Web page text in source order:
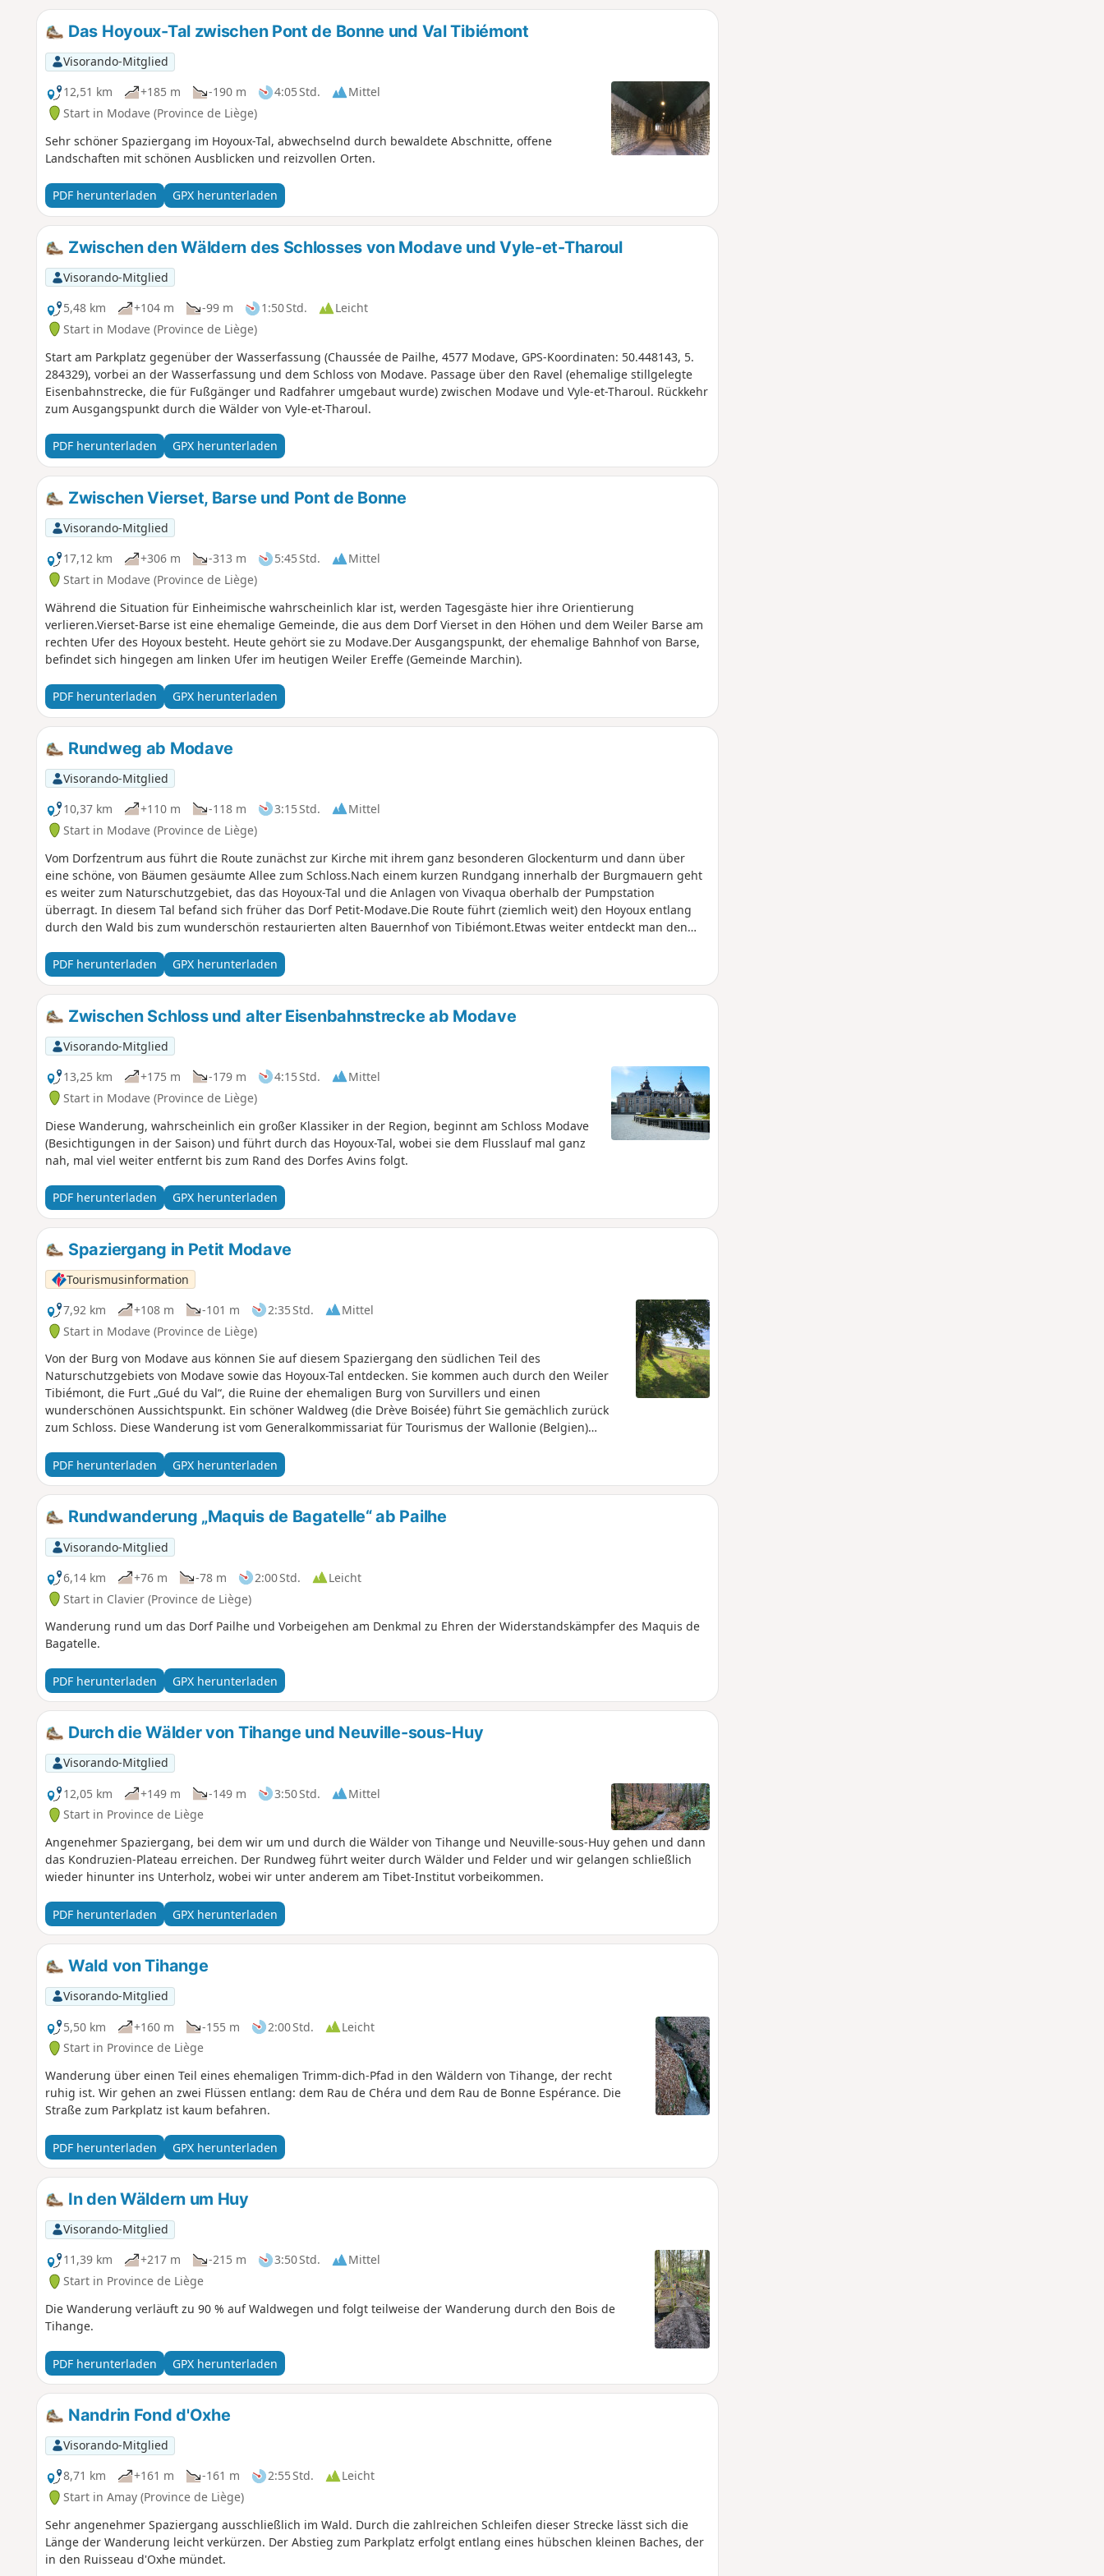
Das Hoyoux-Tal zwischen Pont de Bonne und Val Tibiémont
Visorando-Mitglied
12,51 km
+185 m -190 m 4:05 Std.
Mittel
Start in Modave (Province de Liège)
Sehr schöner Spaziergang im Hoyoux-Tal, abwechselnd durch bewaldete Abschnitte, offene
Landschaften mit schönen Ausblicken und reizvollen Orten.
PDF herunterladen GPX herunterladen
Zwischen den Wäldern des Schlosses von Modave und Vyle-et-Tharoul
Visorando-Mitglied
5,48 km
+104 m -99 m 1:50 Std.
Leicht
Start in Modave (Province de Liège)
Start am Parkplatz gegenüber der Wasserfassung (Chaussée de Pailhe, 4577 Modave, GPS-Koordinaten: 50.448143, 5.
284329), vorbei an der Wasserfassung und dem Schloss von Modave. Passage über den Ravel (ehemalige stillgelegte
Eisenbahnstrecke, die für Fußgänger und Radfahrer umgebaut wurde) zwischen Modave und Vyle-et-Tharoul. Rückkehr
zum Ausgangspunkt durch die Wälder von Vyle-et-Tharoul.
PDF herunterladen GPX herunterladen
Zwischen Vierset, Barse und Pont de Bonne
Visorando-Mitglied
17,12 km
+306 m -313 m 5:45 Std.
Mittel
Start in Modave (Province de Liège)
Während die Situation für Einheimische wahrscheinlich klar ist, werden Tagesgäste hier ihre Orientierung
verlieren.Vierset-Barse ist eine ehemalige Gemeinde, die aus dem Dorf Vierset in den Höhen und dem Weiler Barse am
rechten Ufer des Hoyoux besteht. Heute gehört sie zu Modave.Der Ausgangspunkt, der ehemalige Bahnhof von Barse,
befindet sich hingegen am linken Ufer im heutigen Weiler Ereffe (Gemeinde Marchin).
PDF herunterladen GPX herunterladen
Rundweg ab Modave
Visorando-Mitglied
10,37 km
+110 m -118 m 3:15 Std.
Mittel
Start in Modave (Province de Liège)
Vom Dorfzentrum aus führt die Route zunächst zur Kirche mit ihrem ganz besonderen Glockenturm und dann über
eine schöne, von Bäumen gesäumte Allee zum Schloss.Nach einem kurzen Rundgang innerhalb der Burgmauern geht
es weiter zum Naturschutzgebiet, das das Hoyoux-Tal und die Anlagen von Vivaqua oberhalb der Pumpstation
überragt. In diesem Tal befand sich früher das Dorf Petit-Modave.Die Route führt (ziemlich weit) den Hoyoux entlang
durch den Wald bis zum wunderschön restaurierten alten Bauernhof von Tibiémont.Etwas weiter entdeckt man den
wird glücklicherweise von einer kleinen festen Fußgängerbrücke ergänzt. Achtung, es gibt kein Geländer, nur eine
ziemlich schmale Platte, die auf einigen Stein- oder Betonsockeln ruht.In Clavier Station führt die Strecke über den
RAVeL, mal über offenes Land, mal durch Unterholz, bis zur ehemaligen Haltestelle Modave-Village.
PDF herunterladen GPX herunterladen
Zwischen Schloss und alter Eisenbahnstrecke ab Modave
Visorando-Mitglied
13,25 km
+175 m -179 m 4:15 Std.
Mittel
Start in Modave (Province de Liège)
Diese Wanderung, wahrscheinlich ein großer Klassiker in der Region, beginnt am Schloss Modave
(Besichtigungen in der Saison) und führt durch das Hoyoux-Tal, wobei sie dem Flusslauf mal ganz
nah, mal viel weiter entfernt bis zum Rand des Dorfes Avins folgt.
PDF herunterladen GPX herunterladen
Spaziergang in Petit Modave
Tourismusinformation
7,92 km
+108 m -101 m 2:35 Std.
Mittel
Start in Modave (Province de Liège)
Von der Burg von Modave aus können Sie auf diesem Spaziergang den südlichen Teil des
Naturschutzgebiets von Modave sowie das Hoyoux-Tal entdecken. Sie kommen auch durch den Weiler
Tibiémont, die Furt „Gué du Val“, die Ruine der ehemaligen Burg von Survillers und einen
wunderschönen Aussichtspunkt. Ein schöner Waldweg (die Drève Boisée) führt Sie gemächlich zurück
zum Schloss. Diese Wanderung ist vom Generalkommissariat für Tourismus der Wallonie (Belgien)
PDF herunterladen
GPX herunterladen
Rundwanderung „Maquis de Bagatelle“ ab Pailhe
Visorando-Mitglied
6,14 km
+76 m -78 m 2:00 Std.
Leicht
Start in Clavier (Province de Liège)
Wanderung rund um das Dorf Pailhe und Vorbeigehen am Denkmal zu Ehren der Widerstandskämpfer des Maquis de
Bagatelle.
PDF herunterladen GPX herunterladen
Durch die Wälder von Tihange und Neuville-sous-Huy
Visorando-Mitglied
12,05 km
+149 m -149 m 3:50 Std.
Mittel
Start in Province de Liège
Angenehmer Spaziergang, bei dem wir um und durch die Wälder von Tihange und Neuville-sous-Huy gehen und dann
das Kondruzien-Plateau erreichen. Der Rundweg führt weiter durch Wälder und Felder und wir gelangen schließlich
wieder hinunter ins Unterholz, wobei wir unter anderem am Tibet-Institut vorbeikommen.
PDF herunterladen GPX herunterladen
Wald von Tihange
Visorando-Mitglied
5,50 km
+160 m -155 m 2:00 Std.
Leicht
Start in Province de Liège
Wanderung über einen Teil eines ehemaligen Trimm-dich-Pfad in den Wäldern von Tihange, der recht
ruhig ist. Wir gehen an zwei Flüssen entlang: dem Rau de Chéra und dem Rau de Bonne Espérance. Die
Straße zum Parkplatz ist kaum befahren.
PDF herunterladen GPX herunterladen
In den Wäldern um Huy
Visorando-Mitglied
11,39 km
+217 m -215 m 3:50 Std.
Mittel
Start in Province de Liège
Die Wanderung verläuft zu 90 % auf Waldwegen und folgt teilweise der Wanderung durch den Bois de
Tihange.
PDF herunterladen GPX herunterladen
Nandrin Fond d'Oxhe
Visorando-Mitglied
8,71 km
+161 m -161 m 2:55 Std.
Leicht
Start in Amay (Province de Liège)
Sehr angenehmer Spaziergang ausschließlich im Wald. Durch die zahlreichen Schleifen dieser Strecke lässt sich die
Länge der Wanderung leicht verkürzen. Der Abstieg zum Parkplatz erfolgt entlang eines hübschen kleinen Baches, der
in den Ruisseau d'Oxhe mündet.